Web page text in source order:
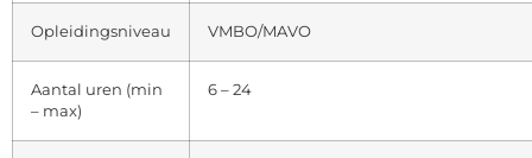
Opleidingsniveau VMBO/MAVO
Aantal uren (min
– max)
6 – 24